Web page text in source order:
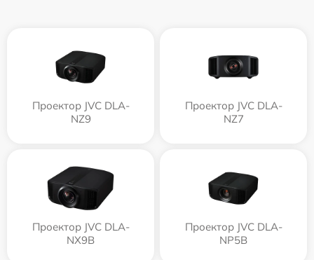
Проектор JVC DLA-
NZ9
Проектор JVC DLA-
NZ7
Проектор JVC DLA-
NX9B
Проектор JVC DLA-
NP5B